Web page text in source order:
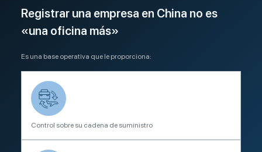
Registrar una empresa en China no es
«una oficina más»
Es una base operativa que le proporciona:
Control sobre su cadena de suministro